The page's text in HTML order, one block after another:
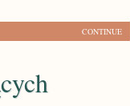
CONTINUE